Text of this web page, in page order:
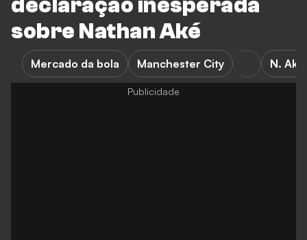
declaração inesperada
sobre Nathan Aké
Mercado da bola Manchester City N. Ake